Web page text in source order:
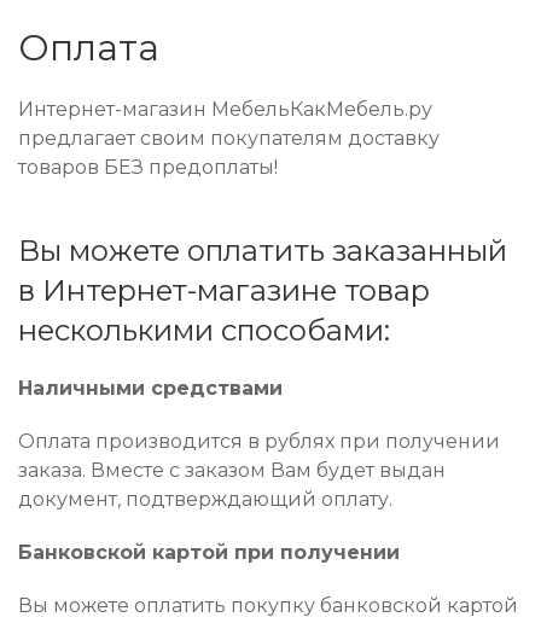
Оплата
Интернет-магазин МебельКакМебель.ру
предлагает своим покупателям доставку
товаров БЕЗ предоплаты!
Вы можете оплатить заказанный
в Интернет-магазине товар
несколькими способами:
Наличными средствами
Оплата производится в рублях при получении
заказа. Вместе с заказом Вам будет выдан
документ, подтверждающий оплату.
Банковской картой при получении
Вы можете оплатить покупку банковской картой